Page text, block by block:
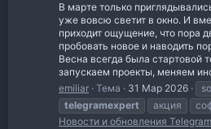
В марте только
уже вовсю светит в окно. И
приходит ощущение, что пора
пробовать новое и наводить
Весна всегда была стартовой
запускаем проекты, меняем
emiliar Тема 31 Мар 2026
telegramexpert
акция
Новости и обновления